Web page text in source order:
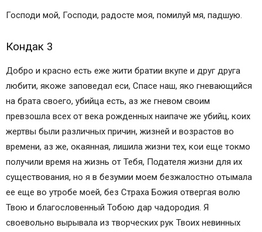
Господи мой, Господи, радосте моя, помилуй мя, падшую.
Кондак 3
Добро и красно есть еже жити братии вкупе и друг друга
любити, якоже заповедал еси, Спасе наш, яко гневающийся
на брата своего, убийца есть, аз же гневом своим
превзошла всех от века рожденных наипаче же убийц, коих
жертвы были различных причин, жизней и возрастов во
времени, аз же, окаянная, лишила жизни тех, кои еще токмо
получили время на жизнь от Тебя, Подателя жизни для их
существования, но я в безумии моем безжалостно отымала
ее еще во утробе моей, без Страха Божия отвергая волю
Твою и благословенный Тобою дар чадородия. Я
своевольно вырывала из творческих рук Твоих невинных